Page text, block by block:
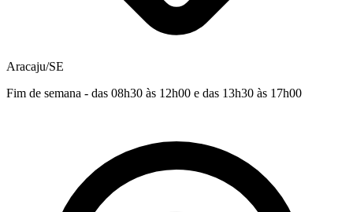
Aracaju/SE
Fim de semana - das 08h30 às 12h00 e das 13h30 às 17h00